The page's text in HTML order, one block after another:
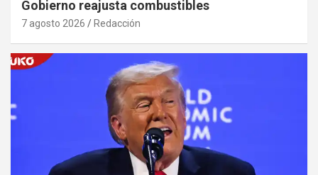
Gobierno reajusta combustibles
7 agosto 2026 Redacción